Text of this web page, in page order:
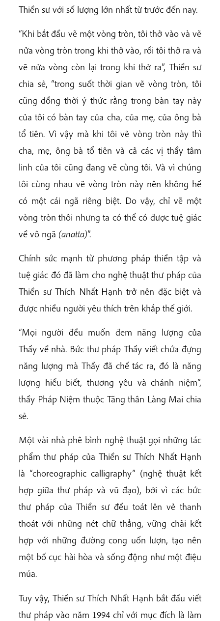
Thiền sư với số lượng lớn nhất từ trước đến nay.
“Khi bắt đầu vẽ một vòng tròn, tôi thở vào và vẽ
nửa vòng tròn trong khi thở vào, rồi tôi thở ra và
vẽ nửa vòng còn lại trong khi thở ra”, Thiền sư
chia sẻ, “trong suốt thời gian vẽ vòng tròn, tôi
cũng đồng thời ý thức rằng trong bàn tay này
của tôi có bàn tay của cha, của mẹ, của ông bà
tổ tiên. Vì vậy mà khi tôi vẽ vòng tròn này thì
cha, mẹ, ông bà tổ tiên và cả các vị thầy tâm
linh của tôi cũng đang vẽ cùng tôi. Và vì chúng
tôi cùng nhau vẽ vòng tròn này nên không hề
có một cái ngã riêng biệt. Do vậy, chỉ vẽ một
vòng tròn thôi nhưng ta có thể có được tuệ giác
về vô ngã (anatta)”.
Chính sức mạnh từ phương pháp thiền tập và
tuệ giác đó đã làm cho nghệ thuật thư pháp của
Thiền sư Thích Nhất Hạnh trở nên đặc biệt và
được nhiều người yêu thích trên khắp thế giới.
“Mọi người đều muốn đem năng lượng của
Thầy về nhà. Bức thư pháp Thầy viết chứa đựng
năng lượng mà Thầy đã chế tác ra, đó là năng
lượng hiểu biết, thương yêu và chánh niệm”,
thầy Pháp Niệm thuộc Tăng thân Làng Mai chia
sẻ.
Một vài nhà phê bình nghệ thuật gọi những tác
phẩm thư pháp của Thiền sư Thích Nhất Hạnh
là “choreographic calligraphy” (nghệ thuật kết
hợp giữa thư pháp và vũ đạo), bởi vì các bức
thư pháp của Thiền sư đều toát lên vẻ thanh
thoát với những nét chữ thẳng, vững chãi kết
hợp với những đường cong uốn lượn, tạo nên
một bố cục hài hòa và sống động như một điệu
múa.
Tuy vậy, Thiền sư Thích Nhất Hạnh bắt đầu viết
thư pháp vào năm 1994 chỉ với mục đích là làm